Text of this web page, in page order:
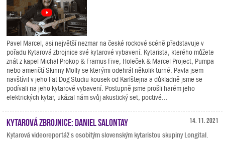
Pavel Marcel, asi největší nezmar na české rockové scéně představuje v
pořadu Kytarová zbrojnice své kytarové vybavení. Kytarista, kterého můžete
znát z kapel Michal Prokop & Framus Five, Holeček & Marcel Project, Pumpa
nebo američtí Skinny Molly se kterými odehrál několik turné. Pavla jsem
navštívil v jeho Fat Dog Studiu kousek od Karlštejna a důkladně jsme se
podívali na jeho kytarové vybavení. Postupně jsme prošli harém jeho
elektrických kytar, ukázal nám svůj akustický set, poctivé...
14. 11. 2021
Kytarová zbrojnice: Daniel Salontay
Kytarová videoreportáž s osobitým slovenským kytaristou skupiny Longital.